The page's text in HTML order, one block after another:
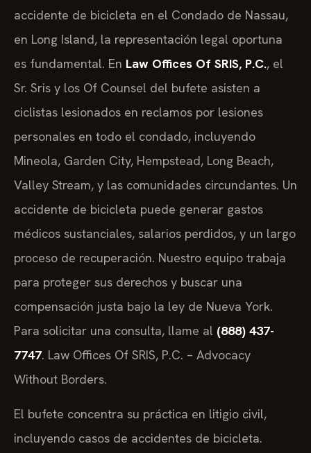
accidente de bicicleta en el Condado de Nassau,
en Long Island, la representación legal oportuna
es fundamental. En Law Offices Of SRIS, P.C., el
Sr. Sris y los Of Counsel del bufete asisten a
ciclistas lesionados en reclamos por lesiones
personales en todo el condado, incluyendo
Mineola, Garden City, Hempstead, Long Beach,
Valley Stream, y las comunidades circundantes. Un
accidente de bicicleta puede generar gastos
médicos sustanciales, salarios perdidos, y un largo
proceso de recuperación. Nuestro equipo trabaja
para proteger sus derechos y buscar una
compensación justa bajo la ley de Nueva York.
Para solicitar una consulta, llame al (888) 437-
7747. Law Offices Of SRIS, P.C. – Advocacy
Without Borders.
El bufete concentra su práctica en litigio civil,
incluyendo casos de accidentes de bicicleta.